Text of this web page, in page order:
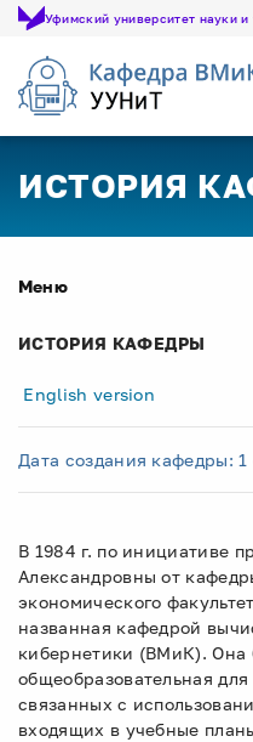
Уфимский университет науки и
ИСТОРИЯ
Меню
ИСТОРИЯ КАФЕДРЫ
English version
Дата создания кафедры: 1
В 1984 г. по инициативе
Александровны от
экономического
названная кафедрой
кибернетики (ВМиК). Она
общеобразовательная
связанных с
входящих в учебные